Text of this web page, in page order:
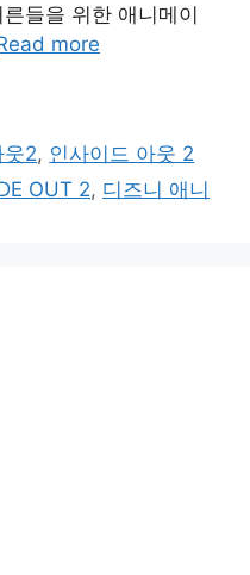
들을 위한 애니메이
more
웃2, 인사이드 아웃 2
OUT 2, 디즈니 애니